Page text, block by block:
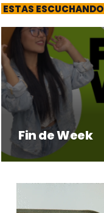
ESTAS ESCUCHANDO
Fin de Week